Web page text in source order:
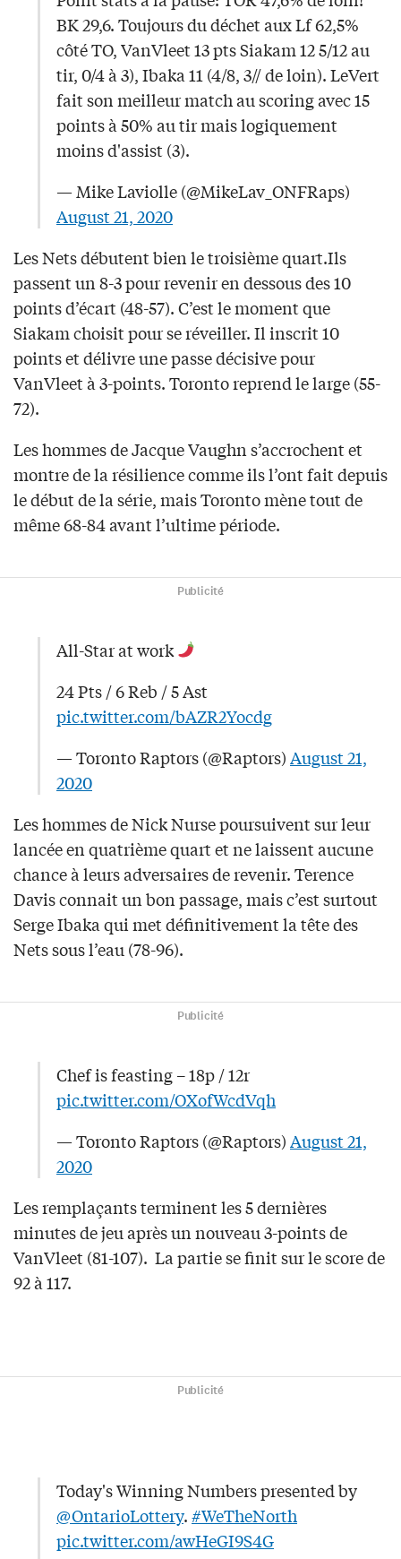
BK 29,6. Toujours du déchet aux Lf 62,5%
côté TO, VanVleet 13 pts Siakam 12 5/12 au
tir, 0/4 à 3), Ibaka 11 (4/8, 3// de loin). LeVert
fait son meilleur match au scoring avec 15
points à 50% au tir mais logiquement
moins d'assist (3).
— Mike Laviolle (@MikeLav_ONFRaps)
August 21, 2020
Les Nets débutent bien le troisième quart.Ils
passent un 8-3 pour revenir en dessous des 10
points d’écart (48-57). C’est le moment que
Siakam choisit pour se réveiller. Il inscrit 10
points et délivre une passe décisive pour
VanVleet à 3-points. Toronto reprend le large (55-
72).
Les hommes de Jacque Vaughn s’accrochent et
montre de la résilience comme ils l’ont fait depuis
le début de la série, mais Toronto mène tout de
même 68-84 avant l’ultime période.
Publicité
All-Star at work
24 Pts / 6 Reb / 5 Ast
pic.twitter.com/bAZR2Yocdg
— Toronto Raptors (@Raptors)August 21,
2020
Les hommes de Nick Nurse poursuivent sur leur
lancée en quatrième quart et ne laissent aucune
chance à leurs adversaires de revenir. Terence
Davis connait un bon passage, mais c’est surtout
Serge Ibaka qui met définitivement la tête des
Nets sous l’eau (78-96).
Publicité
Chef is feasting – 18p / 12r
pic.twitter.com/OXofWcdVqh
— Toronto Raptors (@Raptors)August 21,
2020
Les remplaçants terminent les 5 dernières
minutes de jeu après un nouveau 3-points de
VanVleet (81-107). La partie se finit sur le score de
92 à 117.
Publicité
Today's Winning Numbers presented by
@OntarioLottery.#WeTheNorth
pic.twitter.com/awHeGI9S4G